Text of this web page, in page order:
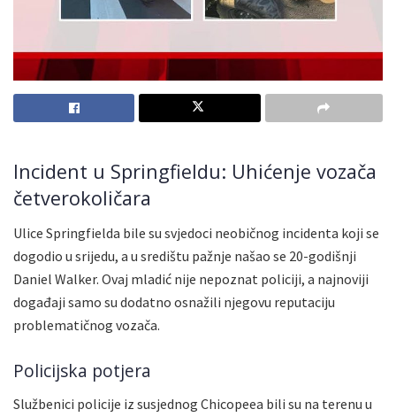
Incident u Springfieldu: Uhićenje vozača
četverokoličara
Ulice Springfielda bile su svjedoci neobičnog incidenta koji se
dogodio u srijedu, a u središtu pažnje našao se 20-godišnji
Daniel Walker. Ovaj mladić nije nepoznat policiji, a najnoviji
događaji samo su dodatno osnažili njegovu reputaciju
problematičnog vozača.
Policijska potjera
Službenici policije iz susjednog Chicopeea bili su na terenu u